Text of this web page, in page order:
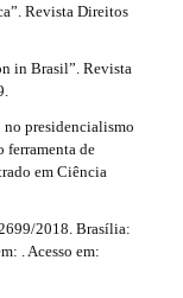
Revista Direitos
in Brasil”. Revista
presidencialismo
ferramenta de
em Ciência
2018. Brasília:
. Acesso em: